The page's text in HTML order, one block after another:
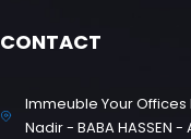
CONTACT
Immeuble Your Offices
Nadir - BABA HASSEN -